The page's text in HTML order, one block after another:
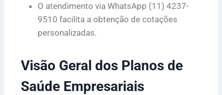
O atendimento via WhatsApp (11) 4237-
9510 facilita a obtenção de cotações
personalizadas.
Visão Geral dos Planos de
Saúde Empresariais